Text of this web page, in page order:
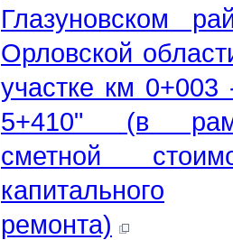
Глазуновском
Орловской
участке км 0+003
5+410" (в
сметной
капитального
ремонта)